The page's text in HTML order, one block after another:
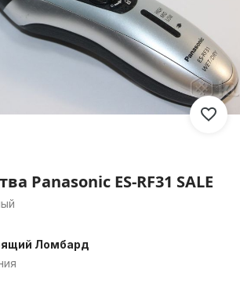
Panasonic ES-RF31 SALE
Ломбард